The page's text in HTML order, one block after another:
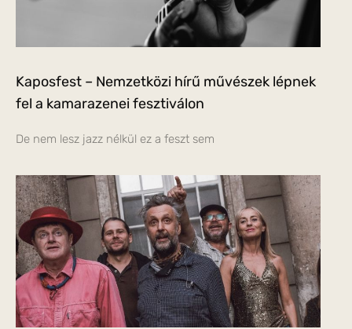
Kaposfest – Nemzetközi hírű művészek lépnek
fel a kamarazenei fesztiválon
De nem lesz jazz nélkül ez a feszt sem